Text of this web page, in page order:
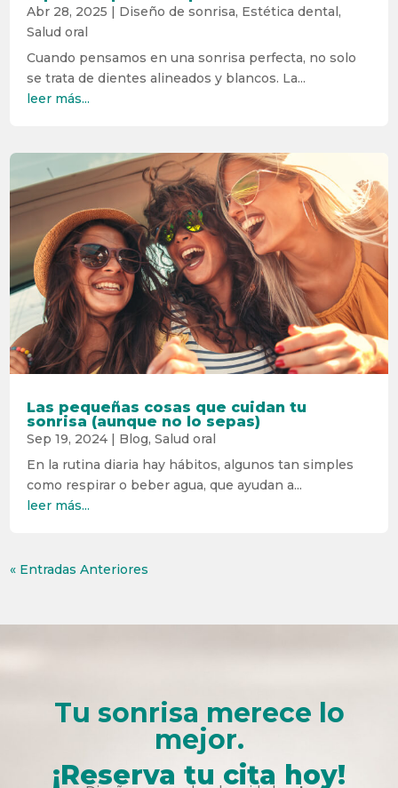
Abr 28, 2025 | Diseño de sonrisa, Estética dental,
Salud oral
Cuando pensamos en una sonrisa perfecta, no solo
se trata de dientes alineados y blancos. La...
leer más...
Las pequeñas cosas que cuidan tu
sonrisa (aunque no lo sepas)
Sep 19, 2024 | Blog,Salud oral
En la rutina diaria hay hábitos, algunos tan simples
como respirar o beber agua, que ayudan a...
leer más...
« Entradas Anteriores
Tu sonrisa merece lo
mejor.
¡Reserva tu cita hoy!